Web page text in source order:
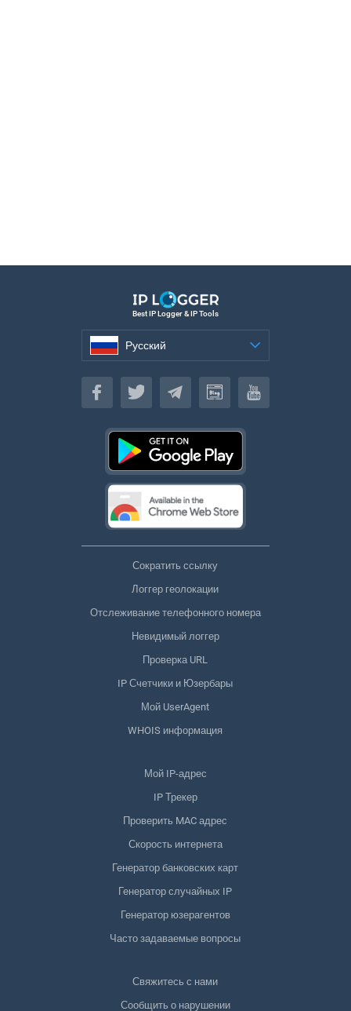
Best IP Logger & IP Tools
Русский
Русский
Сократить ссылку
Логгер геолокации
Отслеживание телефонного номера
Невидимый логгер
Проверка URL
IP Счетчики и Юзербары
Мой UserAgent
WHOIS информация
Мой IP-адрес
IP Трекер
Проверить MAC адрес
Скорость интернета
Генератор банковских карт
Генератор случайных IP
Генератор юзерагентов
Часто задаваемые вопросы
Свяжитесь с нами
Сообщить о нарушении